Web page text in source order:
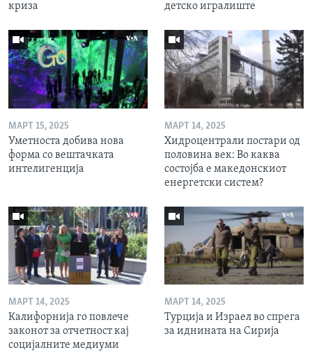
криза
детско игралиште
МАРТ 15, 2025
Уметноста добива нова
форма со вештачката
интелигенција
МАРТ 14, 2025
Хидроцентрали постари од
половина век: Во каква
состојба е македонскиот
енергетски систем?
МАРТ 14, 2025
Калифорнија го повлече
законот за отчетност кај
социјалните медиуми
МАРТ 14, 2025
Турција и Израел во спрега
за иднината на Сирија